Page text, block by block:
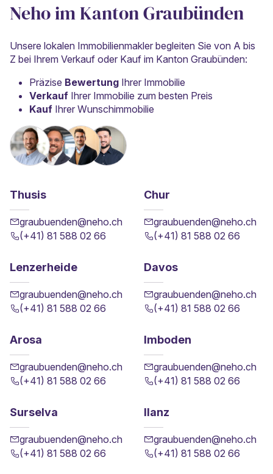
Neho im Kanton Graubünden
Unsere lokalen Immobilienmakler begleiten Sie von A bis
Z bei Ihrem Verkauf oder Kauf im Kanton Graubünden:
Präzise Bewertung Ihrer Immobilie
Verkauf Ihrer Immobilie zum besten Preis
Kauf Ihrer Wunschimmobilie
Thusis
graubuenden@neho.ch
(+41) 81 588 02 66
Chur
graubuenden@neho.ch
(+41) 81 588 02 66
Lenzerheide
graubuenden@neho.ch
(+41) 81 588 02 66
Davos
graubuenden@neho.ch
(+41) 81 588 02 66
Arosa
graubuenden@neho.ch
(+41) 81 588 02 66
Imboden
graubuenden@neho.ch
(+41) 81 588 02 66
Surselva
graubuenden@neho.ch
(+41) 81 588 02 66
Ilanz
graubuenden@neho.ch
(+41) 81 588 02 66